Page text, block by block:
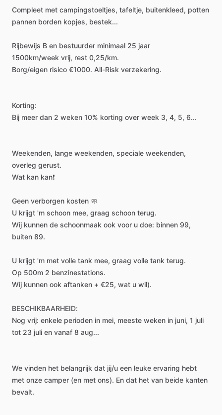
Compleet met campingstoeltjes, tafeltje, buitenkleed, potten
pannen borden kopjes, bestek...
Rijbewijs B en bestuurder minimaal 25 jaar
1500km​/​week vrij, rest 0,25​/​km.
Borg​/​eigen risico €1000. All-Risk verzekering.
Korting:
Bij meer dan 2 weken 10% korting over week 3, 4, 5, 6...
Weekenden, lange weekenden, speciale weekenden,
overleg gerust.
Wat kan kan❗️
Geen verborgen kosten 🧼
U krijgt 'm schoon mee, graag schoon terug.
Wij kunnen de schoonmaak ook voor u doe: binnen 99,
buiten 89.
U krijgt 'm met volle tank mee, graag volle tank terug.
Op 500m 2 benzinestations.
Wij kunnen ook aftanken + €25, wat u wil).
BESCHIKBAARHEID:
Nog vrij: enkele perioden in mei, meeste weken in juni, 1 juli
tot 23 juli en vanaf 8 aug...
We vinden het belangrijk dat jij​/​u een leuke ervaring hebt
met onze camper (en met ons). En dat het van beide kanten
bevalt.